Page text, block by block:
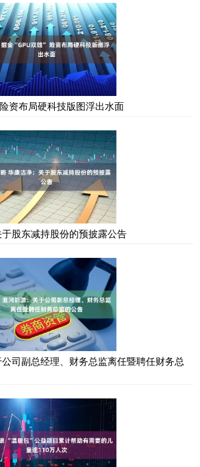
资布局硬科技版图浮出水面
股东减持股份的预披露公告
司副总经理、财务总监离任暨聘任财务总